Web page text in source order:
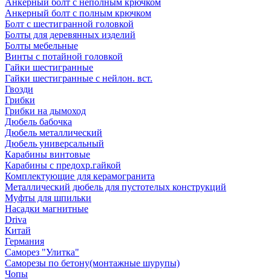
Анкерный болт с неполным крючком
Анкерный болт с полным крючком
Болт с шестигранной головкой
Болты для деревянных изделий
Болты мебельные
Винты с потайной головкой
Гайки шестигранные
Гайки шестигранные с нейлон. вст.
Гвозди
Грибки
Грибки на дымоход
Дюбель бабочка
Дюбель металлический
Дюбель универсальный
Карабины винтовые
Карабины с предохр.гайкой
Комплектующие для керамогранита
Металлический дюбель для пустотелых конструкций
Муфты для шпильки
Насадки магнитные
Driva
Китай
Германия
Саморез "Улитка"
Саморезы по бетону(монтажные шурупы)
Чопы